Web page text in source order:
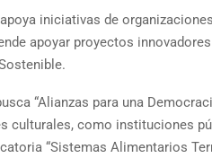
iniciativas de
apoyar proyectos
“Alianzas para una
culturales, como instituciones
“Sistemas Alimentarios